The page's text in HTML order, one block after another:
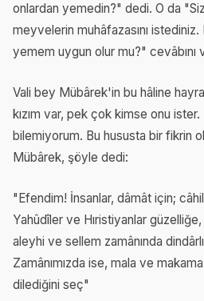
onlardan yemedin?" dedi. O da
meyvelerin muhâfazasını istediniz.
yemem uygun olur mu?" cevâbını
Vali bey Mübârek'in bu hâline
kızım var, pek çok kimse onu ister.
bilemiyorum. Bu hususta bir fikrin
Mübârek, şöyle dedi:
"Efendim! İnsanlar, dâmât için;
Yahûdîler ve Hıristiyanlar
aleyhi ve sellem zamânında
Zamânımızda ise, mala ve
dilediğini seç"